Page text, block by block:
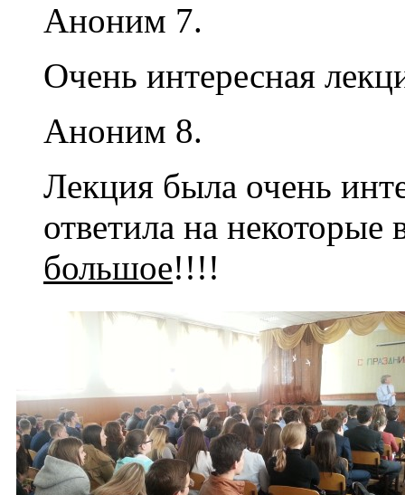
Аноним 7.
Очень интересная
Аноним 8.
Лекция была очень
ответила на
большое!!!!